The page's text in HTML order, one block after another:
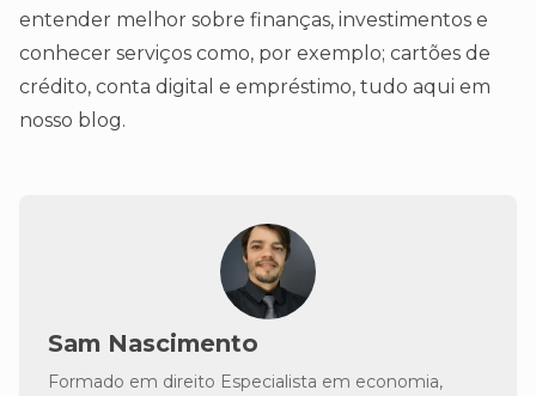
entender melhor sobre finanças, investimentos e
conhecer serviços como, por exemplo; cartões de
crédito, conta digital e empréstimo, tudo aqui em
nosso blog.
Sam Nascimento
Formado em direito Especialista em economia,